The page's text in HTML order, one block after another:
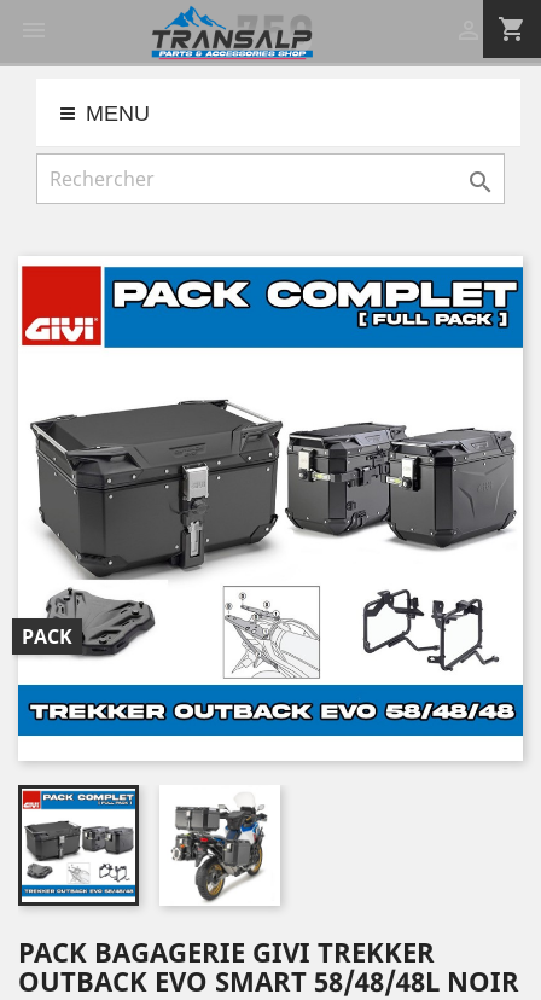
shopping_cart
MENU

PACK
PACK BAGAGERIE GIVI TREKKER
OUTBACK EVO SMART 58/48/48L NOIR